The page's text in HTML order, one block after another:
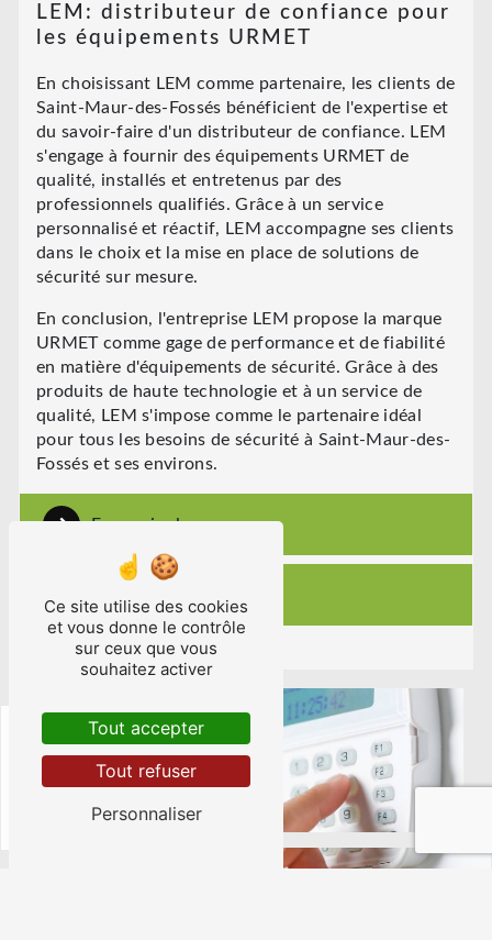
LEM: distributeur de confiance pour
les équipements URMET
En choisissant LEM comme partenaire, les clients de
Saint-Maur-des-Fossés bénéficient de l'expertise et
du savoir-faire d'un distributeur de confiance. LEM
s'engage à fournir des équipements URMET de
qualité, installés et entretenus par des
professionnels qualifiés. Grâce à un service
personnalisé et réactif, LEM accompagne ses clients
dans le choix et la mise en place de solutions de
sécurité sur mesure.
En conclusion, l'entreprise LEM propose la marque
URMET comme gage de performance et de fiabilité
en matière d'équipements de sécurité. Grâce à des
produits de haute technologie et à un service de
qualité, LEM s'impose comme le partenaire idéal
pour tous les besoins de sécurité à Saint-Maur-des-
Fossés et ses environs.
En savoir plus
Ce site utilise des cookies
et vous donne le contrôle
sur ceux que vous
souhaitez activer
Tout accepter
Tout refuser
Personnaliser